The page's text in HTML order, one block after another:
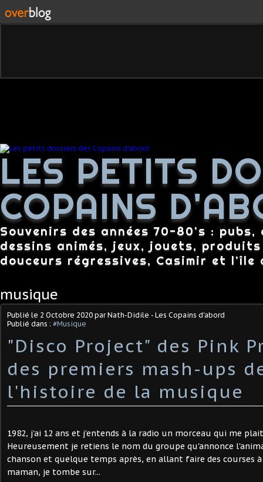
LES PETITS
COPAINS
Souvenirs des années 70-80's :
dessins animés, jeux, jouets,
douceurs régressives, Casimir et l'île
musique
Publié le 2 Octobre 2020 par Nath-Didile - Les Copains d'abord
Publié dans : #Musique
"Disco Project" des Pink
des premiers mash-ups
l'histoire de la musique
1982, j'ai 12 ans et j'entends à la radio un morceau qui me
Heureusement je retiens le nom du groupe qu'annonce
chanson et quelque temps après, en allant faire des courses
maman, je tombe sur...